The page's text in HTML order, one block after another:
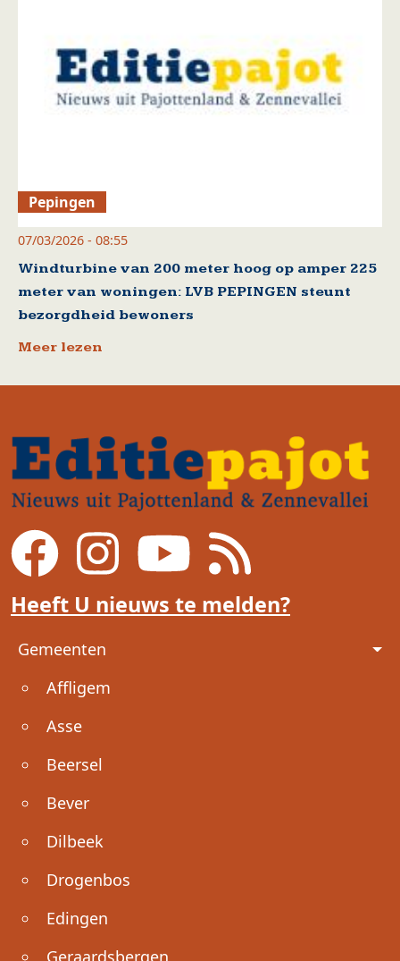
Pepingen
07/03/2026 - 08:55
Windturbine van 200 meter hoog op amper 225
meter van woningen: LVB PEPINGEN steunt
bezorgdheid bewoners
Meer lezen
Heeft U nieuws te melden?
Voet
Gemeenten
Affligem
Asse
Beersel
Bever
Dilbeek
Drogenbos
Edingen
Geraardsbergen